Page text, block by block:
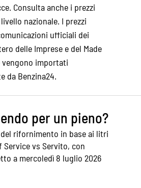
. Consulta anche i prezzi
nazionale. I prezzi
ufficiali dei
delle Imprese e del Made
vengono importati
da Benzina24.
per un pieno?
rifornimento in base ai litri
Service vs Servito, con
a mercoledì 8 luglio 2026